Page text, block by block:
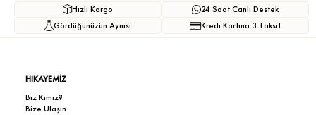
Hızlı Kargo
Gördüğünüzün Aynısı
24 Saat Canlı Destek
Kredi Kartına 3 Taksit
HİKAYEMİZ
Biz Kimiz?
Bize Ulaşın